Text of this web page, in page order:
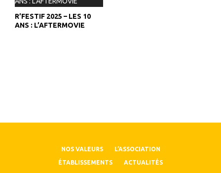
R’FESTIF 2025 – LES 10
ANS : L’AFTERMOVIE
NOS VALEURS L’ASSOCIATION
ÉTABLISSEMENTS ACTUALITÉS